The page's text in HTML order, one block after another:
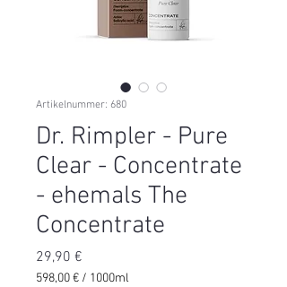
Artikelnummer: 680
Dr. Rimpler - Pure
Clear - Concentrate
- ehemals The
Concentrate
29,90 €
598,00 € / 1000ml